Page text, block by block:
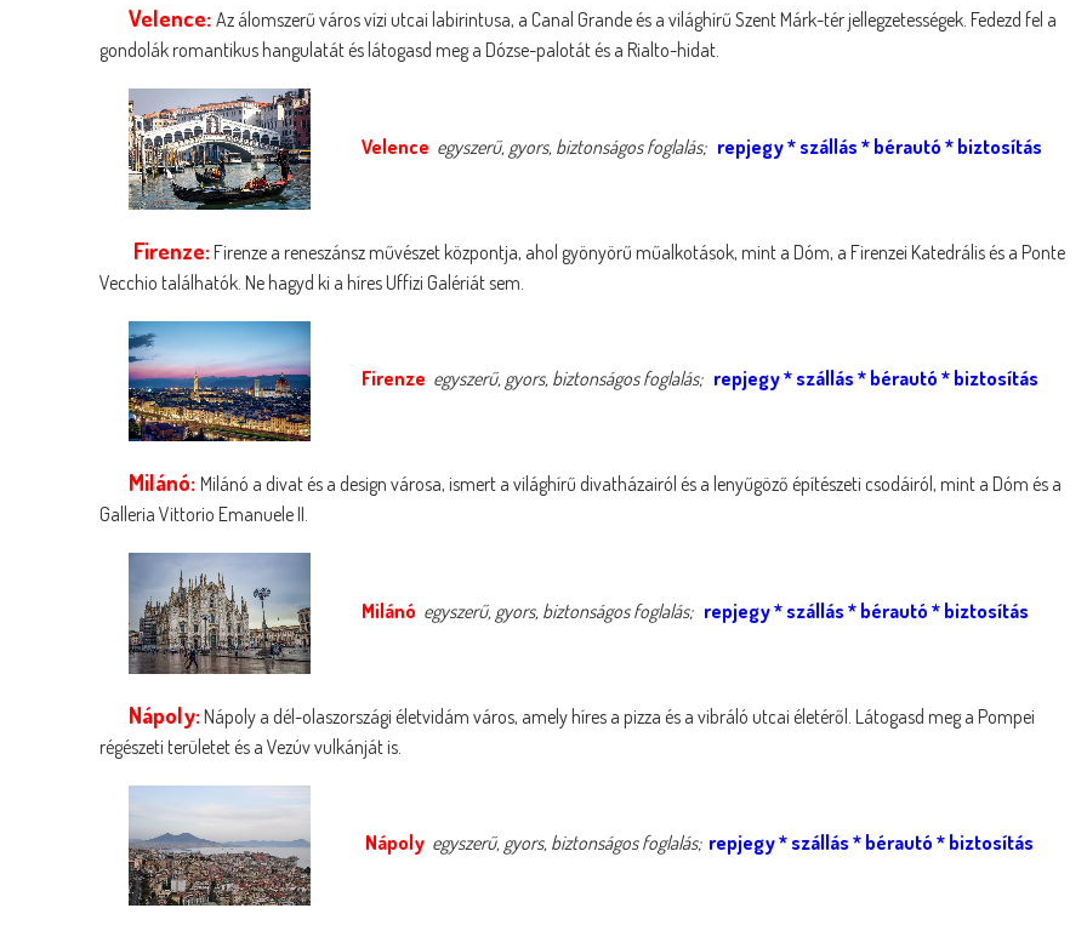
Velence: Az álomszerű város vízi utcai labirintusa, a Canal Grande és a világhírű Szent Márk-tér jellegzetességek. Fedezd fel a
gondolák romantikus hangulatát és látogasd meg a Dózse-palotát és a Rialto-hidat.
Velence egyszerű, gyors, biztonságos foglalás; repjegy* szállás * bérautó * biztosítás
Firenze: Firenze a reneszánsz művészet központja, ahol gyönyörű műalkotások, mint a Dóm, a Firenzei Katedrális és a Ponte
Vecchio találhatók. Ne hagyd ki a híres Uffizi Galériát sem.
Firenze egyszerű, gyors, biztonságos foglalás; repjegy* szállás * bérautó * biztosítás
Milánó: Milánó a divat és a design városa, ismert a világhírű divatházairól és a lenyűgöző építészeti csodáiról, mint a Dóm és a
Galleria Vittorio Emanuele II.
Milánó egyszerű, gyors, biztonságos foglalás; repjegy* szállás * bérautó * biztosítás
Nápoly: Nápoly a dél-olaszországi életvidám város, amely híres a pizza és a vibráló utcai életéről. Látogasd meg a Pompei
régészeti területet és a Vezúv vulkánját is.
Nápoly egyszerű, gyors, biztonságos foglalás; repjegy* szállás * bérautó * biztosítás